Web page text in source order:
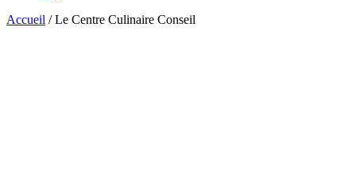
Accueil /Le Centre Culinaire Conseil